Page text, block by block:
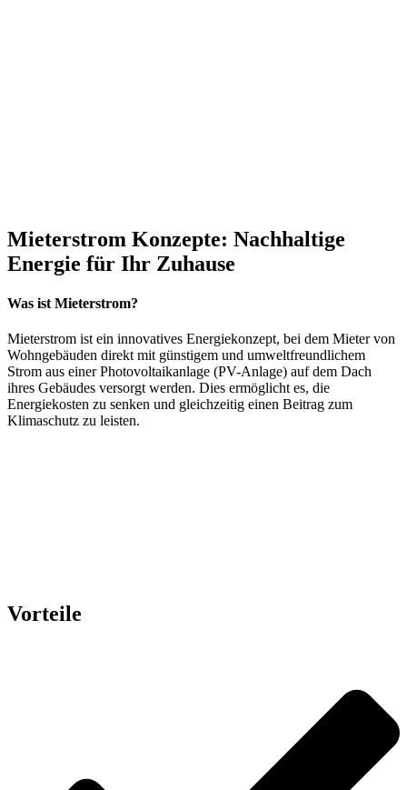
Mieterstrom Konzepte: Nachhaltige
Energie für Ihr Zuhause
Was ist Mieterstrom?
Mieterstrom ist ein innovatives Energiekonzept, bei dem Mieter von
Wohngebäuden direkt mit günstigem und umweltfreundlichem
Strom aus einer Photovoltaikanlage (PV-Anlage) auf dem Dach
ihres Gebäudes versorgt werden. Dies ermöglicht es, die
Energiekosten zu senken und gleichzeitig einen Beitrag zum
Klimaschutz zu leisten.
Vorteile